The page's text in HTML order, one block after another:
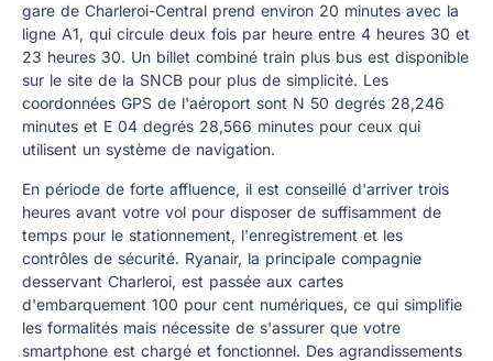
gare de Charleroi-Central prend environ 20 minutes avec la
ligne A1, qui circule deux fois par heure entre 4 heures 30 et
23 heures 30. Un billet combiné train plus bus est disponible
sur le site de la SNCB pour plus de simplicité. Les
coordonnées GPS de l'aéroport sont N 50 degrés 28,246
minutes et E 04 degrés 28,566 minutes pour ceux qui
utilisent un système de navigation.
En période de forte affluence, il est conseillé d'arriver trois
heures avant votre vol pour disposer de suffisamment de
temps pour le stationnement, l'enregistrement et les
contrôles de sécurité. Ryanair, la principale compagnie
desservant Charleroi, est passée aux cartes
d'embarquement 100 pour cent numériques, ce qui simplifie
les formalités mais nécessite de s'assurer que votre
smartphone est chargé et fonctionnel. Des agrandissements